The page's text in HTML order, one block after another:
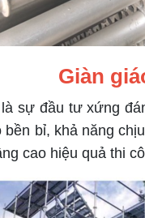
Giàn
là sự đầu tư xứng
bỉ, khả năng
cao hiệu quả thi